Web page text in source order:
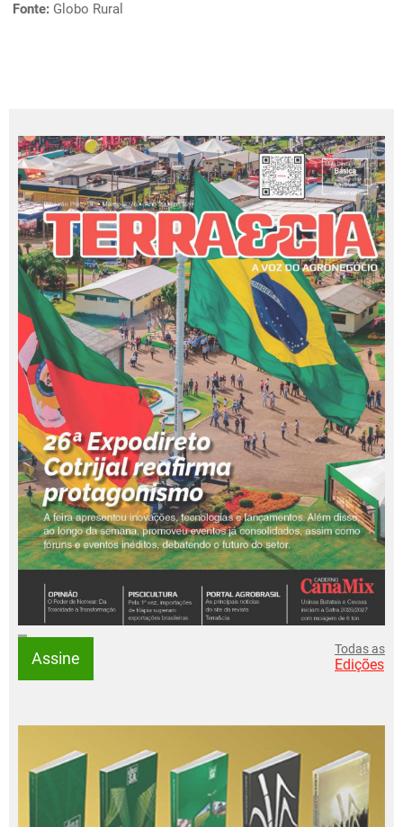
Fonte: Globo Rural
Assine Todas as
Edições